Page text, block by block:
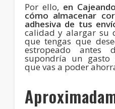
Por ello, en
cómo almacenar
adhesiva de tus
calidad y alargar su
que tengas que
estropeado
supondría un gasto
que vas a poder